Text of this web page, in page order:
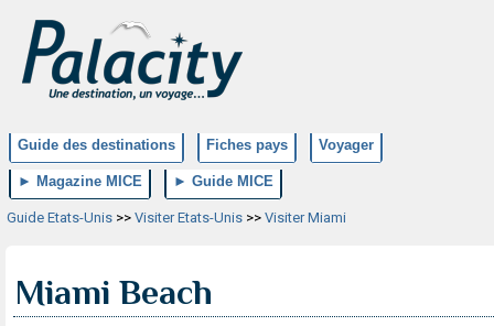
Guide des destinations Fiches pays Voyager
► Magazine MICE ► Guide MICE
Guide Etats-Unis >> Visiter Etats-Unis >> Visiter Miami
Miami Beach